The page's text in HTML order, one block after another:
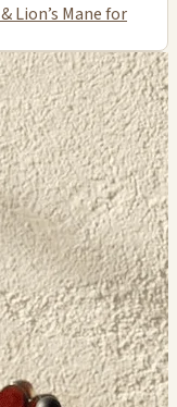
Lion’s Mane for